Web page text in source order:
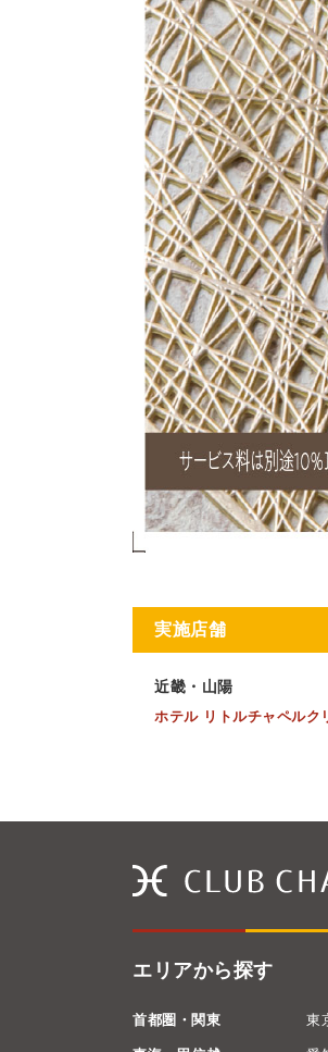
実施店舗
近畿・山陽
ホテル リトルチャペルク
エリアから探す
首都圏・関東 東